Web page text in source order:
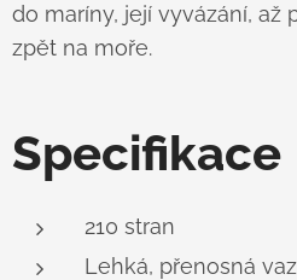
do maríny, její vyvázání, až
zpět na moře.
Specifikace
210 stran
Lehká, přenosná